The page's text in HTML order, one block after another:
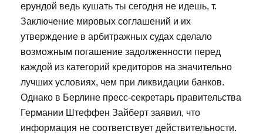
ерундой ведь кушать ты сегодня не идешь, т.
Заключение мировых соглашений и их
утверждение в арбитражных судах сделало
возможным погашение задолженности перед
каждой из категорий кредиторов на значительно
лучших условиях, чем при ликвидации банков.
Однако в Берлине пресс-секретарь правительства
Германии Штеффен Зайберт заявил, что
информация не соответствует действительности.